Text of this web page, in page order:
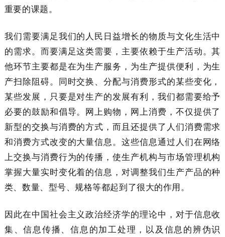
重要的课题。
我们需要满足我们的人民日益增长的物质与文化生活中
的需求。而要满足这类需要，主要依赖于生产活动。其
他环节主要都是在为生产服务，为生产提供便利，为生
产扫除阻碍。同时交换、分配与消费形式的某些变化，
某些发展，只要是对生产的发展有利，我们都需要给予
必要的鼓励和倡导。网上购物，网上消费，不仅提供了
新型的交换与消费的方式，而且还提供了人们消费需求
和消费方式改变的大量信息。这些信息通过人们在网络
上交换与消费行为的传播，使生产机构与市场管理机构
掌握大量实时变化着的信息，对调整我们生产产品的种
类、数量、型号、规格等都起到了很大的作用。
因此在中国社会主义政治经济学的理论中，对于信息收
集、信息传播、信息的加工处理，以及信息的辨伪识